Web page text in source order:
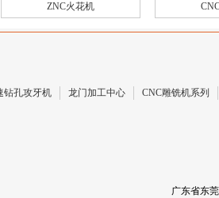
ZNC火花机 CNC火
钻孔攻牙机 龙门加工中心 CNC雕铣机系列
广东省东